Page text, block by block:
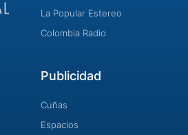
La Popular Estereo
Colombia Radio
Publicidad
Cuñas
Espacios